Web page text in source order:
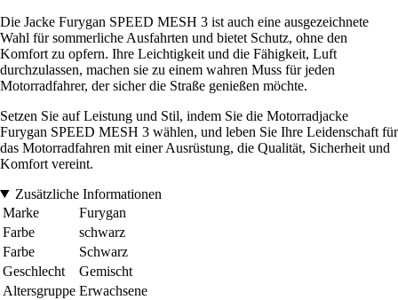
Die Jacke Furygan SPEED MESH 3 ist auch eine ausgezeichnete
Wahl für sommerliche Ausfahrten und bietet Schutz, ohne den
Komfort zu opfern. Ihre Leichtigkeit und die Fähigkeit, Luft
durchzulassen, machen sie zu einem wahren Muss für jeden
Motorradfahrer, der sicher die Straße genießen möchte.
Setzen Sie auf Leistung und Stil, indem Sie die Motorradjacke
Furygan SPEED MESH 3 wählen, und leben Sie Ihre Leidenschaft für
das Motorradfahren mit einer Ausrüstung, die Qualität, Sicherheit und
Komfort vereint.
Zusätzliche Informationen
Marke
Furygan
Farbe
schwarz
Farbe
Schwarz
Geschlecht
Gemischt
Altersgruppe Erwachsene